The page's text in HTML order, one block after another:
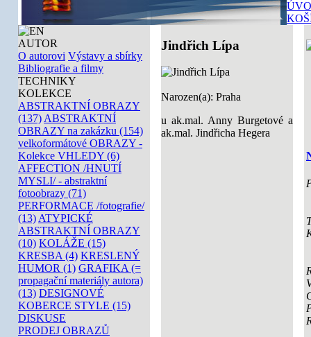
AUTOR
O autorovi Výstavy a sbírky
Bibliografie a filmy
TECHNIKY
KOLEKCE
ABSTRAKTNÍ OBRAZY
(137) ABSTRAKTNÍ
OBRAZY na zakázku (154)
velkoformátové OBRAZY -
Kolekce VHLEDY (6)
AFFECTION /HNUTÍ
MYSLI/ - abstraktní
fotoobrazy (71)
PERFORMACE /fotografie/
(13) ATYPICKÉ
ABSTRAKTNÍ OBRAZY
(10) KOLÁŽE (15)
KRESBA (4) KRESLENÝ
HUMOR (1) GRAFIKA (=
propagační materiály autora)
(13) DESIGNOVÉ
KOBERCE STYLE (15)
DISKUSE
PRODEJ OBRAZŮ
Jindřich Lípa
Narozen(a): Praha
u ak.mal. Anny Burgetové a
ak.mal. Jindřicha Hegera